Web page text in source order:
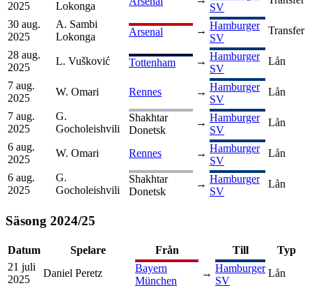
2025
Lokonga
SV
30 aug.
2025
A. Sambi
Lokonga
Arsenal → Hamburger
SV
Transfer
28 aug.
2025
L. Vušković Tottenham → Hamburger
SV
Lån
7 aug.
2025
W. Omari Rennes → Hamburger
SV
Lån
7 aug.
2025
G.
Gocholeishvili
Shakhtar
Donetsk
→ Hamburger
SV
Lån
6 aug.
2025
W. Omari Rennes → Hamburger
SV
Lån
6 aug.
2025
G.
Gocholeishvili
Shakhtar
Donetsk
→ Hamburger
SV
Lån
Säsong 2024/25
Datum Spelare Från Till
Typ
21 juli
2025
Daniel Peretz
Bayern
München
→ Hamburger
SV
Lån